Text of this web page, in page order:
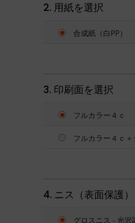
2. 用紙を選択
合成紙（白PP）
3. 印刷面を選択
フルカラー４ｃ
フルカラー４ｃ
4. ニス（表面保護
グロスニス - 光